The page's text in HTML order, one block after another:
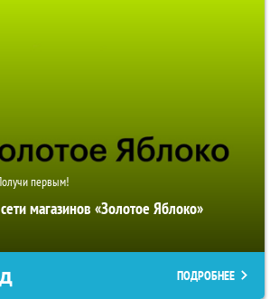
первым!
магазинов «Золотое Яблоко»
ПОДРОБНЕЕ